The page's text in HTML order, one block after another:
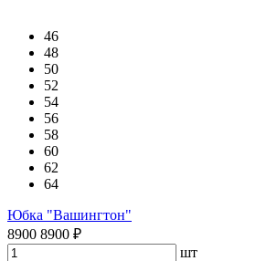
46
48
50
52
54
56
58
60
62
64
Юбка "Вашингтон"
8900 8900 ₽
шт